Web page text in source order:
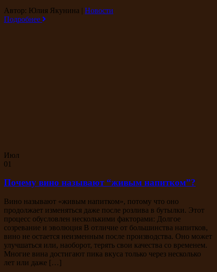
Автор: Юлия Якунина | Новости
Подробнее
Июл
01
Почему вино называют “живым напитком”?
Вино называют «живым напитком», потому что оно
продолжает изменяться даже после розлива в бутылки. Этот
процесс обусловлен несколькими факторами: Долгое
созревание и эволюция В отличие от большинства напитков,
вино не остается неизменным после производства. Оно может
улучшаться или, наоборот, терять свои качества со временем.
Многие вина достигают пика вкуса только через несколько
лет или даже […]